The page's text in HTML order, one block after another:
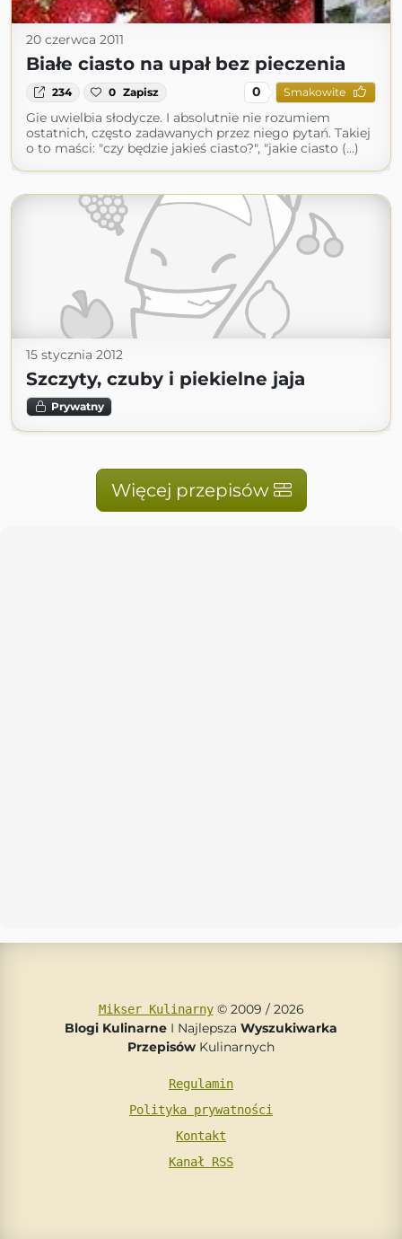
20 czerwca 2011
Białe ciasto na upał bez pieczenia
234 0 Zapisz 0 Smakowite
Gie uwielbia słodycze. I absolutnie nie rozumiem
ostatnich, często zadawanych przez niego pytań. Takiej
o to maści: "czy będzie jakieś ciasto?", "jakie ciasto (...)
15 stycznia 2012
Szczyty, czuby i piekielne jaja
Prywatny
Więcej przepisów
Mikser Kulinarny© 2009 / 2026
Blogi Kulinarne I Najlepsza Wyszukiwarka
Przepisów Kulinarnych
Regulamin
Polityka prywatności
Kontakt
Kanał RSS